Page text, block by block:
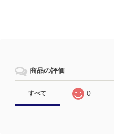
商品の評価
すべて 0